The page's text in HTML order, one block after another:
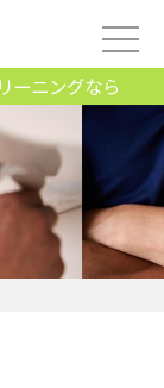
ーニングなら